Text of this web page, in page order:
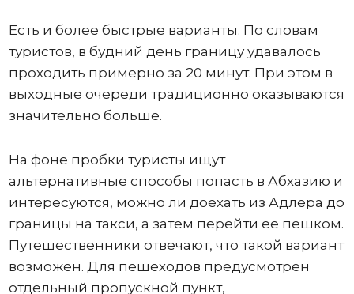
Есть и более быстрые варианты. По словам
туристов, в будний день границу удавалось
проходить примерно за 20 минут. При этом в
выходные очереди традиционно оказываются
значительно больше.
На фоне пробки туристы ищут
альтернативные способы попасть в Абхазию и
интересуются, можно ли доехать из Адлера до
границы на такси, а затем перейти ее пешком.
Путешественники отвечают, что такой вариант
возможен. Для пешеходов предусмотрен
отдельный пропускной пункт,